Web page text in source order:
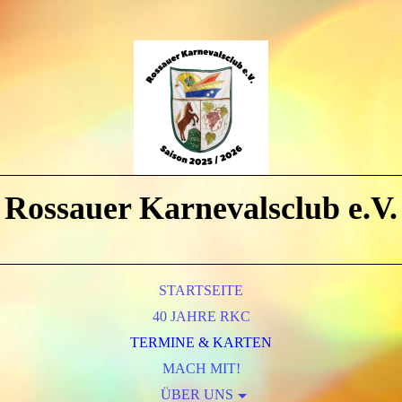
Rossauer Karnevalsclub e.V.
STARTSEITE
40 JAHRE RKC
TERMINE & KARTEN
MACH MIT!
ÜBER UNS